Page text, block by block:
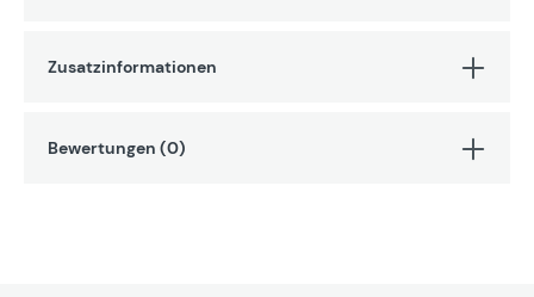
Zusatzinformationen
Bewertungen (0)